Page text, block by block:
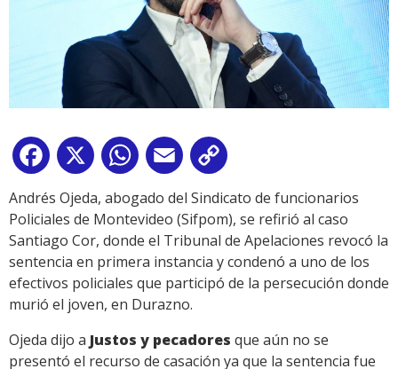
Facebook
X WhatsApp
Email
Link
Andrés Ojeda, abogado del Sindicato de funcionarios
Policiales de Montevideo (Sifpom), se refirió al caso
Santiago Cor, donde el Tribunal de Apelaciones revocó la
sentencia en primera instancia y condenó a uno de los
efectivos policiales que participó de la persecución donde
murió el joven, en Durazno.
Ojeda dijo a Justos y pecadores que aún no se
presentó el recurso de casación ya que la sentencia fue